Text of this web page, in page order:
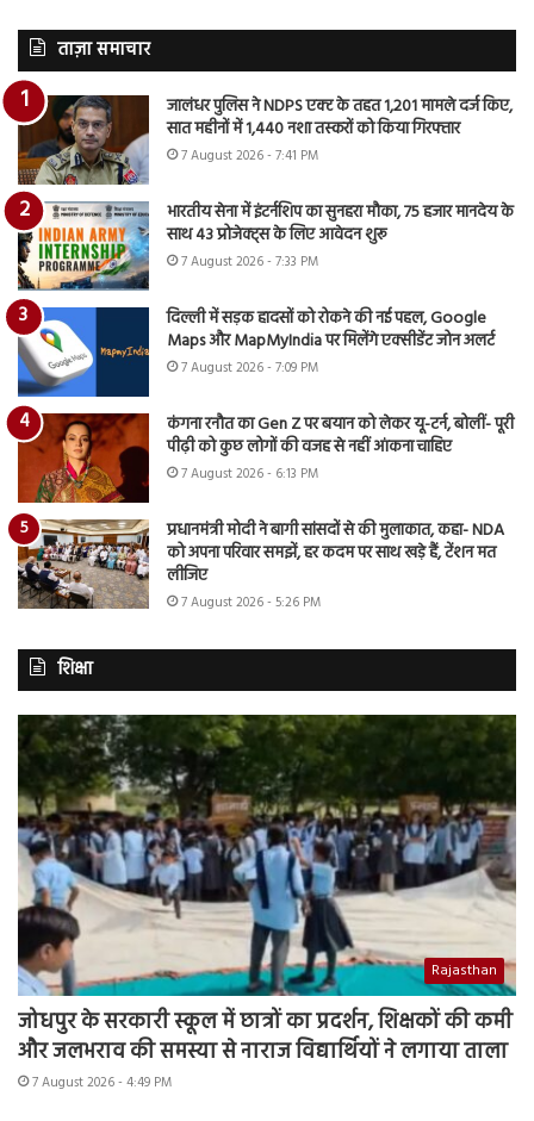
ताज़ा समाचार
जालंधर पुलिस ने NDPS एक्ट के तहत 1,201 मामले दर्ज किए,
सात महीनों में 1,440 नशा तस्करों को किया गिरफ्तार
7 August 2026 - 7:41 PM
भारतीय सेना में इंटर्नशिप का सुनहरा मौका, 75 हजार मानदेय के
साथ 43 प्रोजेक्ट्स के लिए आवेदन शुरू
7 August 2026 - 7:33 PM
दिल्ली में सड़क हादसों को रोकने की नई पहल, Google
Maps और MapMyIndia पर मिलेंगे एक्सीडेंट जोन अलर्ट
7 August 2026 - 7:09 PM
कंगना रनौत का Gen Z पर बयान को लेकर यू-टर्न, बोलीं- पूरी
पीढ़ी को कुछ लोगों की वजह से नहीं आंकना चाहिए
7 August 2026 - 6:13 PM
प्रधानमंत्री मोदी ने बागी सांसदों से की मुलाकात, कहा- NDA
को अपना परिवार समझें, हर कदम पर साथ खड़े हैं, टेंशन मत
लीजिए
7 August 2026 - 5:26 PM
शिक्षा
Rajasthan
जोधपुर के सरकारी स्कूल में छात्रों का प्रदर्शन, शिक्षकों की कमी
और जलभराव की समस्या से नाराज विद्यार्थियों ने लगाया ताला
7 August 2026 - 4:49 PM